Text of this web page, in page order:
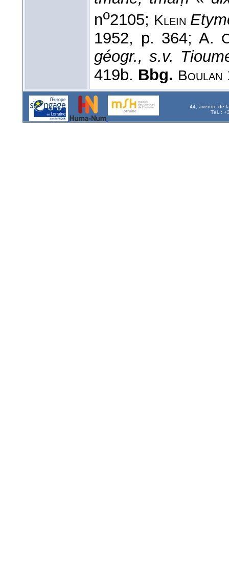
no2105; Klein
1952, p. 364; A.
géogr., s.v.
419b. Bbg. Boulan
44, avenue de
Tél. :